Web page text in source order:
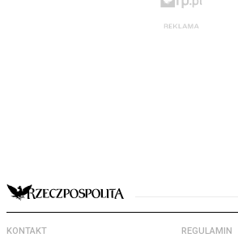
KONTAKT REGULAMIN